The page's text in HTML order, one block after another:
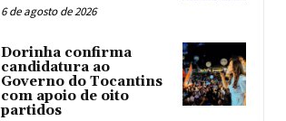
6 de agosto de 2026
Dorinha confirma
candidatura ao
Governo do Tocantins
com apoio de oito
partidos